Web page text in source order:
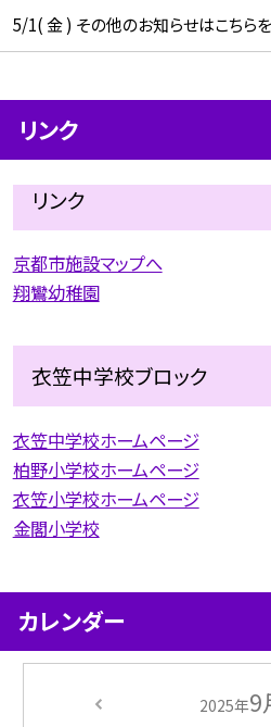
5/1( 金 ) その他のお知らせはこちら
リンク
リンク
京都市施設マップへ
翔鸞幼稚園
衣笠中学校ブロック
衣笠中学校ホームページ
柏野小学校ホームページ
衣笠小学校ホームページ
金閣小学校
カレンダー
2025年9